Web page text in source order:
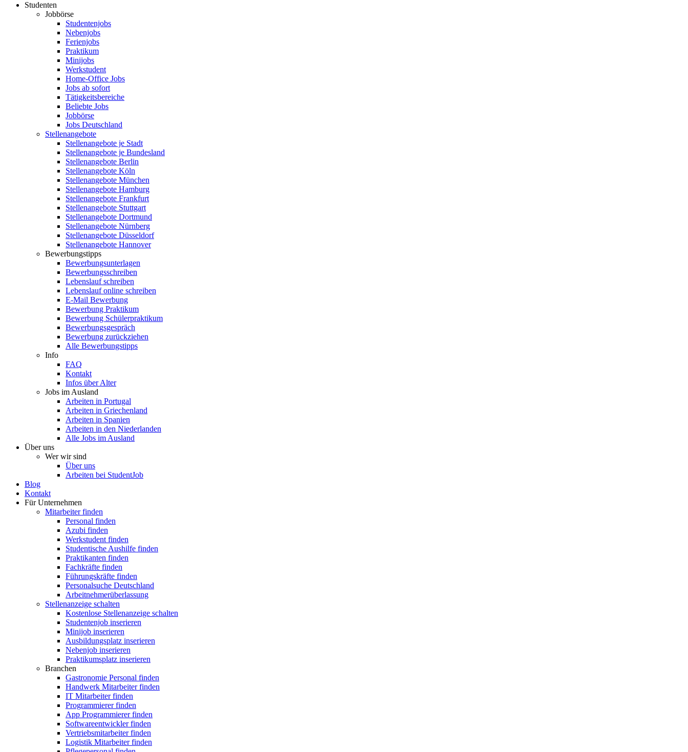
Studenten
Jobbörse
Studentenjobs
Nebenjobs
Ferienjobs
Praktikum
Minijobs
Werkstudent
Home-Office Jobs
Jobs ab sofort
Tätigkeitsbereiche
Beliebte Jobs
Jobbörse
Jobs Deutschland
Stellenangebote
Stellenangebote je Stadt
Stellenangebote je Bundesland
Stellenangebote Berlin
Stellenangebote Köln
Stellenangebote München
Stellenangebote Hamburg
Stellenangebote Frankfurt
Stellenangebote Stuttgart
Stellenangebote Dortmund
Stellenangebote Nürnberg
Stellenangebote Düsseldorf
Stellenangebote Hannover
Bewerbungstipps
Bewerbungsunterlagen
Bewerbungsschreiben
Lebenslauf schreiben
Lebenslauf online schreiben
E-Mail Bewerbung
Bewerbung Praktikum
Bewerbung Schülerpraktikum
Bewerbungsgespräch
Bewerbung zurückziehen
Alle Bewerbungstipps
Info
FAQ
Kontakt
Infos über Alter
Jobs im Ausland
Arbeiten in Portugal
Arbeiten in Griechenland
Arbeiten in Spanien
Arbeiten in den Niederlanden
Alle Jobs im Ausland
Über uns
Wer wir sind
Über uns
Arbeiten bei StudentJob
Blog
Kontakt
Für Unternehmen
Mitarbeiter finden
Personal finden
Azubi finden
Werkstudent finden
Studentische Aushilfe finden
Praktikanten finden
Fachkräfte finden
Führungskräfte finden
Personalsuche Deutschland
Arbeitnehmerüberlassung
Stellenanzeige schalten
Kostenlose Stellenanzeige schalten
Studentenjob inserieren
Minijob inserieren
Ausbildungsplatz inserieren
Nebenjob inserieren
Praktikumsplatz inserieren
Branchen
Gastronomie Personal finden
Handwerk Mitarbeiter finden
IT Mitarbeiter finden
Programmierer finden
App Programmierer finden
Softwareentwickler finden
Vertriebsmitarbeiter finden
Logistik Mitarbeiter finden